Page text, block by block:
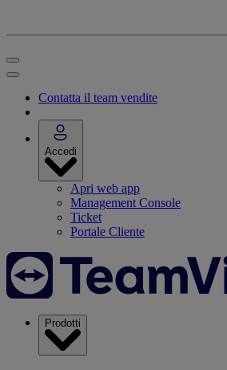
Contatta il team vendite
Accedi
Apri web app
Management Console
Ticket
Portale Cliente
Prodotti